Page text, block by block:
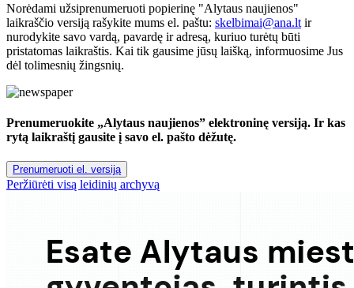
Norėdami užsiprenumeruoti popierinę "Alytaus naujienos"
laikraščio versiją rašykite mums el. paštu: skelbimai@ana.lt ir
nurodykite savo vardą, pavardę ir adresą, kuriuo turėtų būti
pristatomas laikraštis. Kai tik gausime jūsų laišką, informuosime Jus
dėl tolimesnių žingsnių.
Prenumeruokite „Alytaus naujienos” elektroninę versiją. Ir kas
rytą laikraštį gausite į savo el. pašto dėžutę.
Prenumeruoti el. versiją
Peržiūrėti visą leidinių archyvą